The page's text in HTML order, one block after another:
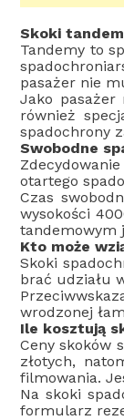
Skoki
Tandemy to
pasażer nie
Jako pasażer
również
spadochrony
Swobodne
otartego
Czas
wysokości
tandemowym
Kto może
Skoki
brać udziału
wrodzonej
Ile kosztują
Ceny skoków
złotych,
filmowania.
Na skoki
formularz